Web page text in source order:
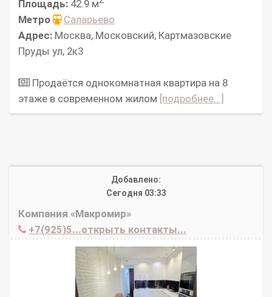
Площадь: 42.9 м
Метро
Саларьево
Адрес: Москва, Московский, Картмазовские
Пруды ул, 2к3
Продаётся однокомнатная квартира на 8
этаже в современном жилом [подробнее...]
Добавлено:
Сегодня 03:33
Компания «Макромир»
+7(925)5...открыть контакты...